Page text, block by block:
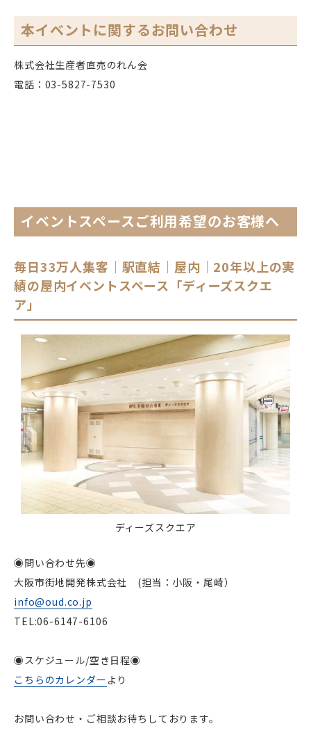
本イベントに関するお問い合わせ
株式会社生産者直売のれん会
電話：03-5827-7530
イベントスペースご利用希望のお客様へ
毎日33万人集客｜駅直結｜屋内｜20年以上の実
績の屋内イベントスペース「ディーズスクエ
ア」
ディーズスクエア
◉問い合わせ先◉
大阪市街地開発株式会社 (担当：小阪・尾崎）
info@oud.co.jp
TEL:06-6147-6106
◉スケジュール/空き日程◉
こちらのカレンダー より
お問い合わせ・ご相談お待ちしております。